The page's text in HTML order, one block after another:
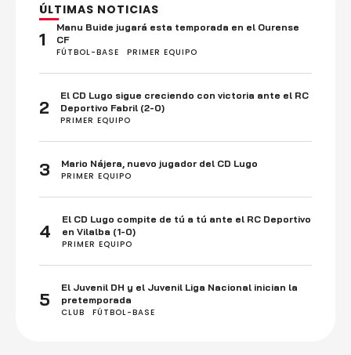
ÚLTIMAS NOTICIAS
1
Manu Buide jugará esta temporada en el Ourense
CF
FÚTBOL-BASE
PRIMER EQUIPO
2
El CD Lugo sigue creciendo con victoria ante el RC
Deportivo Fabril (2-0)
PRIMER EQUIPO
3
Mario Nájera, nuevo jugador del CD Lugo
PRIMER EQUIPO
4
El CD Lugo compite de tú a tú ante el RC Deportivo
en Vilalba (1-0)
PRIMER EQUIPO
5
El Juvenil DH y el Juvenil Liga Nacional inician la
pretemporada
CLUB
FÚTBOL-BASE